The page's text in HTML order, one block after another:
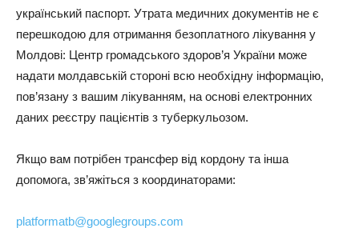
український паспорт. Утрата медичних документів не є
перешкодою для отримання безоплатного лікування у
Молдові: Центр громадського здоров’я України може
надати молдавській стороні всю необхідну інформацію,
пов’язану з вашим лікуванням, на основі електронних
даних реєстру пацієнтів з туберкульозом.
Якщо вам потрібен трансфер від кордону та інша
допомога, зв’яжіться з координаторами:
platformatb@googlegroups.com